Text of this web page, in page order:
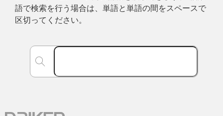
語で検索を行う場合は、単語と単語の間をスペースで
区切ってください。